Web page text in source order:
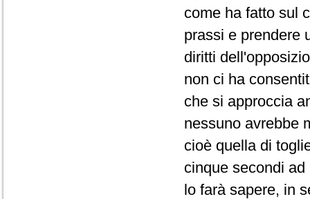
come ha fatto sul
prassi e prendere
diritti
non ci ha
che si approccia
nessuno avrebbe
cioè quella di
cinque secondi
lo farà sapere, in